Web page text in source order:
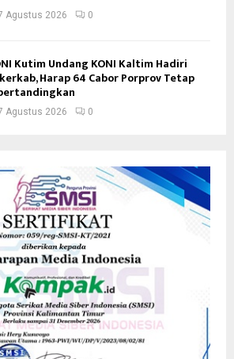
Agustus 2026 0
Kutim Undang KONI Kaltim Hadiri
Harap 64 Cabor Porprov Tetap
Agustus 2026 0